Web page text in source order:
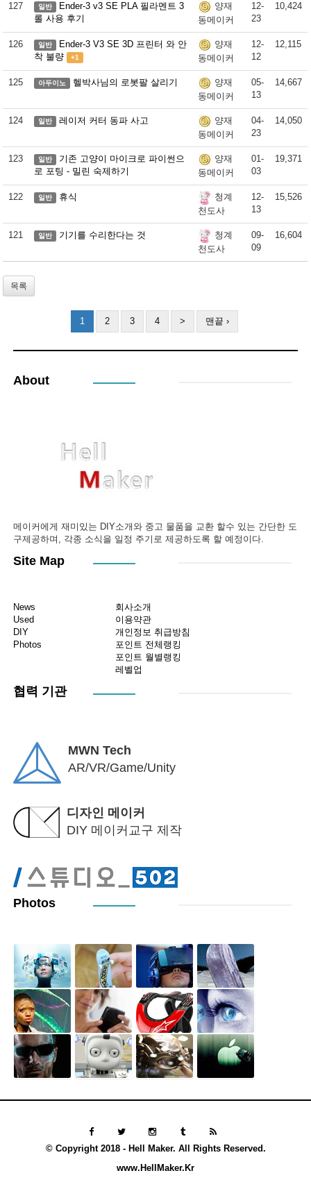
127 일반
Ender-3 v3 SE PLA 필라멘트 3
롤 사용 후기
양재
동메이커
12-
23
10,424
126 일반
Ender-3 V3 SE 3D 프린터 와 안
착 불량
+1
양재
동메이커
12-
12
12,115
125 아두이노 헬박사님의 로봇팔 살리기
양재
동메이커
05-
13
14,667
124 일반 레이저 커터 동파 사고
양재
동메이커
04-
23
14,050
123 일반
기존 고양이 마이크로 파이썬으
로 포팅 - 밀린 숙제하기
양재
동메이커
01-
03
19,371
122 일반 휴식
청계
천도사
12-
13
15,526
121 일반 기기를 수리한다는 것
청계
천도사
09-
09
16,604
목록
1 2 3 4 > 맨끝 ›
About
메이커에게 재미있는 DIY소개와 중고 물품을 교환 할수 있는 간단한 도
구제공하며, 각종 소식을 일정 주기로 제공하도록 할 예정이다.
Site Map
News
Used
DIY
Photos
회사소개
이용약관
개인정보 취급방침
포인트 전체랭킹
포인트 월별랭킹
레벨업
협력 기관
MWN Tech
AR/VR/Game/Unity
디자인 메이커
DIY 메이커교구 제작
Photos
© Copyright 2018 - Hell Maker. All Rights Reserved.
www.HellMaker.Kr